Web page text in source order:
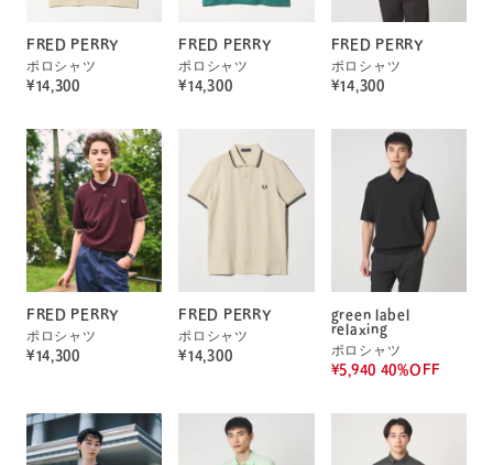
FRED PERRY
ポロシャツ
¥14,300
FRED PERRY
ポロシャツ
¥14,300
FRED PERRY
ポロシャツ
¥14,300
FRED PERRY
ポロシャツ
¥14,300
FRED PERRY
ポロシャツ
¥14,300
green label
relaxing
ポロシャツ
¥5,940 40%OFF